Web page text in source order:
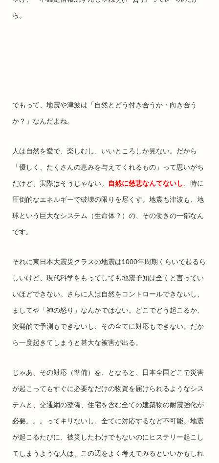
ら。
でもって、地震や津波は「自然とどう付き合うか・向き合う
か？」なんだよね。
人は自然を愛で、楽しむし、いいところしか見ない。だから
「優しく、たくさんの恵みを与えてくれるもの」って思いがち
だけど、実際はそうじゃない。 自然に慈悲なんてないし 、時に
圧倒的なエネルギーで破壊の限りを尽くす。地震も津波も、地
球という巨大なシステム（生命体？）の、その働きの一部なん
です。
それに東日本大震災クラスの地震は1000年周期くらいで起るら
しいけど、現代科学をもってしても地震予知は全くと言ってい
いほどできない。さらに人は自然をコントロールできないし、
ましてや「神の怒り」なんかではない。どこでどう起こるか、
突発的で予測もできないし、その全てに対応もできない。だか
ら一度起きてしまうと甚大な被害が出る。
じゃあ、その対応（準備）を、となると、日本全国どこで災害
が起こってもすぐに必要なだけの物資を届けられるようなシス
テムと、交通網の整備、住宅を含む全ての建築物の耐震強化が
必要。。。ってキリないし、全てに対応するなど不可能。地震
が起こるたびに、被災したわけでもないのにヒステリー起こし
てしまうような人は、この辺をよく考えてみるといいかもしれ